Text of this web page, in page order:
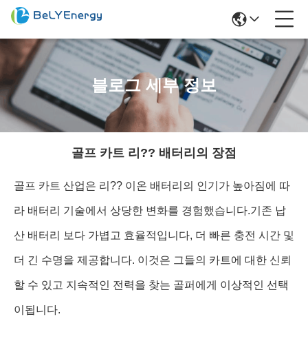
블로그 세부 정보
골프 카트 리?? 배터리의 장점
골프 카트 산업은 리?? 이온 배터리의 인기가 높아짐에 따
라 배터리 기술에서 상당한 변화를 경험했습니다.기존 납
산 배터리 보다 가볍고 효율적입니다, 더 빠른 충전 시간 및
더 긴 수명을 제공합니다. 이것은 그들의 카트에 대한 신뢰
할 수 있고 지속적인 전력을 찾는 골퍼에게 이상적인 선택
이됩니다.